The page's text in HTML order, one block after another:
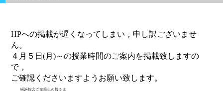
HPへの掲載が遅くなってしまい，申し訳ございませ
ん。
４月５日(月)～の授業時間のご案内を掲載致しますの
で，
ご確認くださいますようお願い致します。